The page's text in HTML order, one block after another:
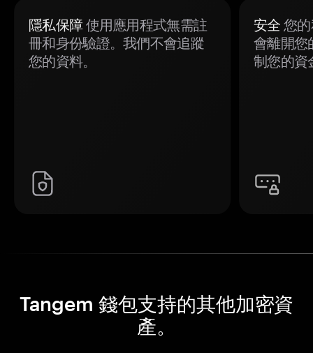
隱私保障使用應用程式無需註
冊和身份驗證。我們不會追蹤
您的資料。
安全 您
會離開您
制您的資
Tangem 錢包支持的其他加密資
產。